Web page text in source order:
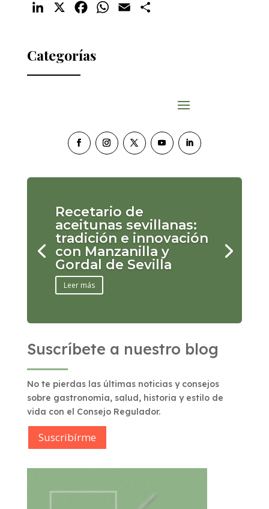
LinkedIn FacebookWhatsApp
Email
Categorías
Recetario de
aceitunas sevillanas:
tradición e innovación
con Manzanilla y
Gordal de Sevilla
Leer más
Suscríbete a nuestro blog
No te pierdas las últimas noticias y consejos
sobre gastronomía, salud, historia y estilo de
vida con el Consejo Regulador.
Suscribírme